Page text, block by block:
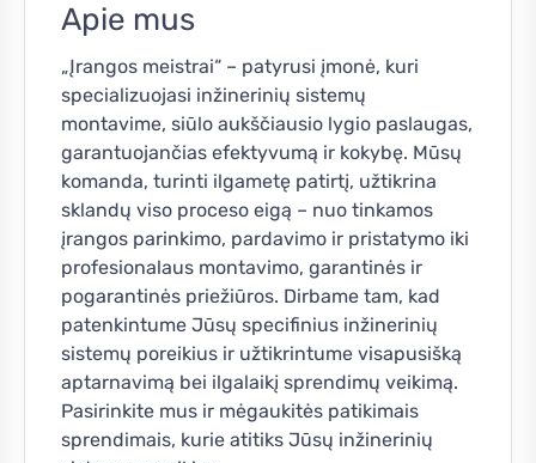
Apie mus
„Įrangos meistrai“ – patyrusi įmonė, kuri
specializuojasi inžinerinių sistemų
montavime, siūlo aukščiausio lygio paslaugas,
garantuojančias efektyvumą ir kokybę. Mūsų
komanda, turinti ilgametę patirtį, užtikrina
sklandų viso proceso eigą – nuo tinkamos
įrangos parinkimo, pardavimo ir pristatymo iki
profesionalaus montavimo, garantinės ir
pogarantinės priežiūros. Dirbame tam, kad
patenkintume Jūsų specifinius inžinerinių
sistemų poreikius ir užtikrintume visapusišką
aptarnavimą bei ilgalaikį sprendimų veikimą.
Pasirinkite mus ir mėgaukitės patikimais
sprendimais, kurie atitiks Jūsų inžinerinių